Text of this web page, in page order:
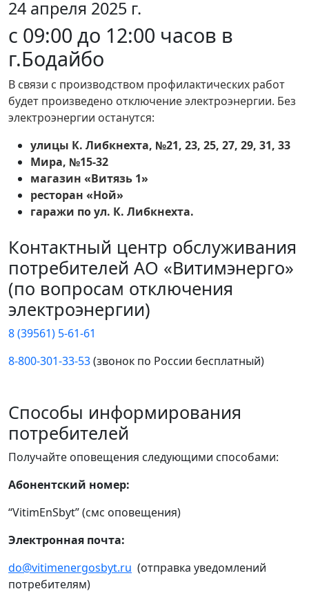
24 апреля 2025 г.
с 09:00 до 12:00 часов в
г.Бодайбо
В связи с производством профилактических работ
будет произведено отключение электроэнергии. Без
электроэнергии останутся:
улицы К. Либкнехта, №21, 23, 25, 27, 29, 31, 33
Мира, №15-32
магазин «Витязь 1»
ресторан «Ной»
гаражи по ул. К. Либкнехта.
Контактный центр обслуживания
потребителей АО «Витимэнерго»
(по вопросам отключения
электроэнергии)
8 (39561) 5-61-61
8-800-301-33-53(звонок по России бесплатный)
Способы информирования
потребителей
Получайте оповещения следующими способами:
Абонентский номер:
“VitimEnSbyt” (смс оповещения)
Электронная почта:
do@vitimenergosbyt.ru (отправка уведомлений
потребителям)